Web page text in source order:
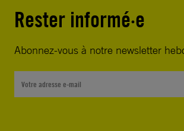
Rester informé·e
Abonnez-vous à notre newsletter